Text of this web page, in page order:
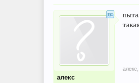
алекс
алекс